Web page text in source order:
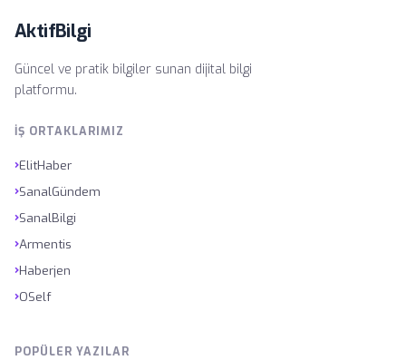
AktifBilgi
Güncel ve pratik bilgiler sunan dijital bilgi
platformu.
İŞ ORTAKLARIMIZ
›ElitHaber
›SanalGündem
›SanalBilgi
›Armentis
›Haberjen
›OSelf
POPÜLER YAZILAR